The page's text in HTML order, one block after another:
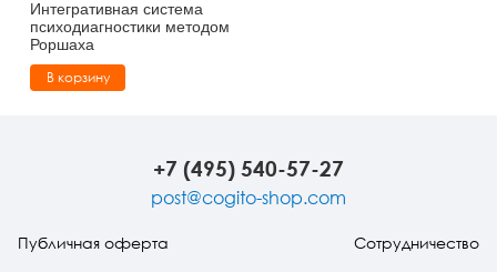
Интегративная система
психодиагностики методом
Роршаха
В корзину
+7 (495) 540-57-27
post@cogito-shop.com
Публичная оферта Сотрудничество